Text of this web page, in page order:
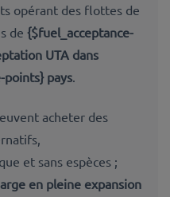
opérant des flottes de
de {$fuel_acceptance-
UTA dans
points} pays
acheter des
et sans espèces ;
en pleine expansion